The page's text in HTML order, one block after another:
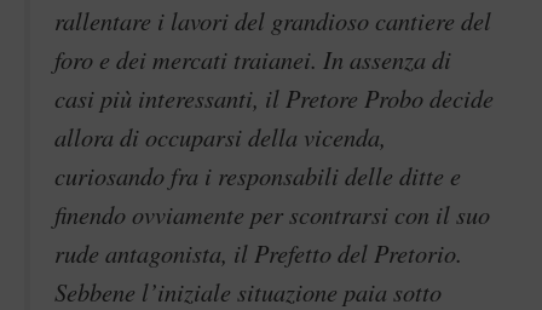
rallentare i lavori del grandioso cantiere del
foro e dei mercati traianei. In assenza di
casi più interessanti, il Pretore Probo decide
allora di occuparsi della vicenda,
curiosando fra i responsabili delle ditte e
finendo ovviamente per scontrarsi con il suo
rude antagonista, il Prefetto del Pretorio.
Sebbene l’iniziale situazione paia sotto